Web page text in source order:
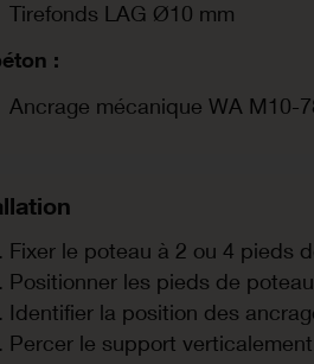
Tirefonds LAG Ø10 mm
:
Ancrage mécanique WA M10-
Fixer le poteau à 2 ou 4 pieds
Positionner les pieds de
Identifier la position des
Percer le support